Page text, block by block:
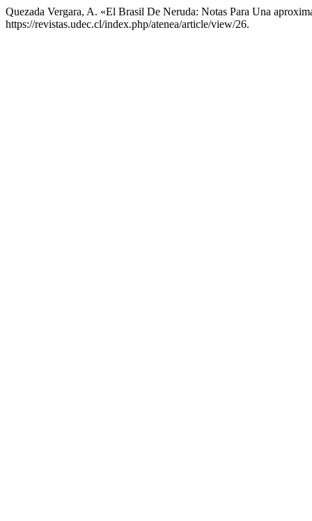
Quezada Vergara, A. «El Brasil De Neruda: Notas Para Una
https://revistas.udec.cl/index.php/atenea/article/view/26.